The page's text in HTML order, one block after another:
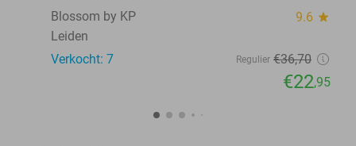
Blossom by KP
9.6 star
Leiden
Verkocht: 7
Regulier €36,70
€22,95